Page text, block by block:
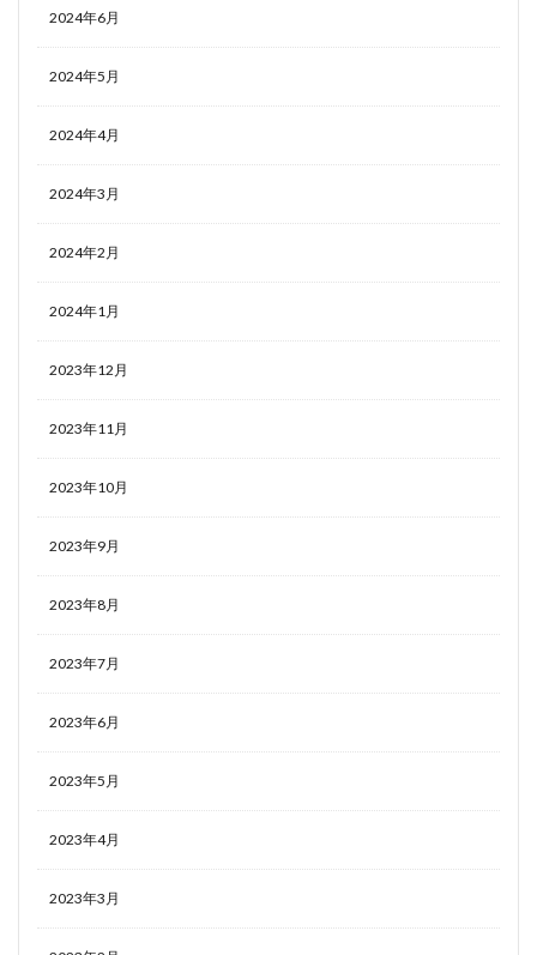
2024年6月
2024年5月
2024年4月
2024年3月
2024年2月
2024年1月
2023年12月
2023年11月
2023年10月
2023年9月
2023年8月
2023年7月
2023年6月
2023年5月
2023年4月
2023年3月